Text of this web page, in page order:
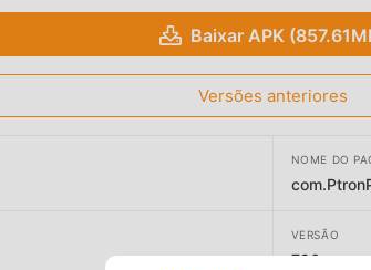
Baixar APK
Versões anteriores
NOME DO
VERSÃO
726